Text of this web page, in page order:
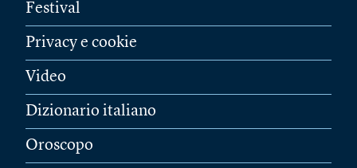
Festival
Privacy e cookie
Video
Dizionario italiano
Oroscopo